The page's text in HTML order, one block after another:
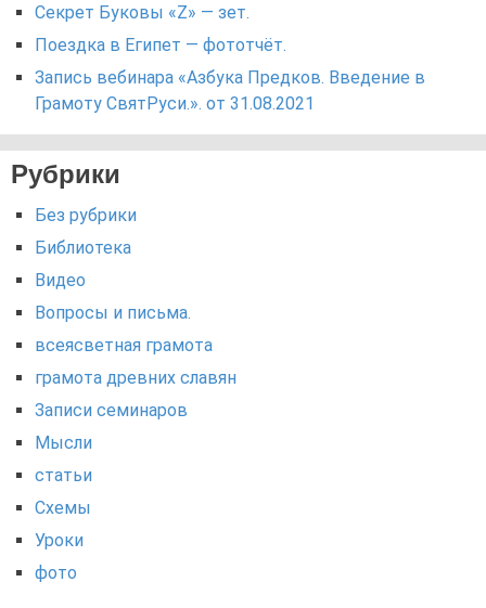
Секрет Буковы «Z» — зет.
Поездка в Египет — фототчёт.
Запись вебинара «Азбука Предков. Введение в
Грамоту СвятРуси.». от 31.08.2021
Рубрики
Без рубрики
Библиотека
Видео
Вопросы и письма.
всеясветная грамота
грамота древних славян
Записи семинаров
Мысли
статьи
Схемы
Уроки
фото